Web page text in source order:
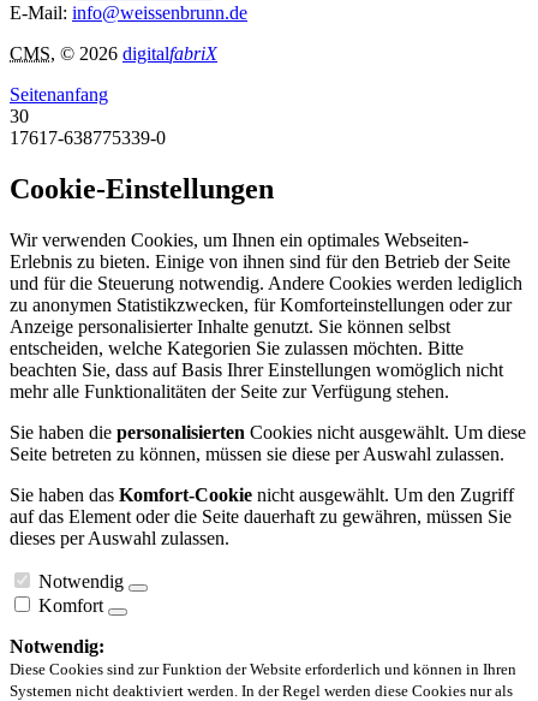
E-Mail: info@weissenbrunn.de
CMS, © 2026 digitalfabriX
Seitenanfang
30
17617-638775339-0
Cookie-Einstellungen
Wir verwenden Cookies, um Ihnen ein optimales Webseiten-
Erlebnis zu bieten. Einige von ihnen sind für den Betrieb der Seite
und für die Steuerung notwendig. Andere Cookies werden lediglich
zu anonymen Statistikzwecken, für Komforteinstellungen oder zur
Anzeige personalisierter Inhalte genutzt. Sie können selbst
entscheiden, welche Kategorien Sie zulassen möchten. Bitte
beachten Sie, dass auf Basis Ihrer Einstellungen womöglich nicht
mehr alle Funktionalitäten der Seite zur Verfügung stehen.
Sie haben die personalisierten Cookies nicht ausgewählt. Um diese
Seite betreten zu können, müssen sie diese per Auswahl zulassen.
Sie haben das Komfort-Cookie nicht ausgewählt. Um den Zugriff
auf das Element oder die Seite dauerhaft zu gewähren, müssen Sie
dieses per Auswahl zulassen.
Notwendig
Komfort
Notwendig:
Diese Cookies sind zur Funktion der Website erforderlich und können in Ihren
Systemen nicht deaktiviert werden. In der Regel werden diese Cookies nur als